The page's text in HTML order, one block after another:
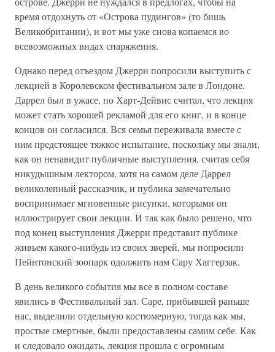
время отдохнуть от «Острова пудингов» (то бишь
Великобритании), и вот мы уже снова копаемся во
всевозможных видах снаряжения.
Однако перед отъездом Джерри попросили выступить с
лекцией в Королевском фестивальном зале в Лондоне.
Даррел был в ужасе, но Харт-Дейвис считал, что лекция
может стать хорошей рекламой для его книг, и в конце
концов он согласился. Вся семья переживала вместе с
ним предстоящее тяжкое испытание, поскольку мы знали,
как он ненавидит публичные выступления, считая себя
никудышным лектором, хотя на самом деле Даррел
великолепный рассказчик, и публика замечательно
воспринимает мгновенные рисунки, которыми он
иллюстрирует свои лекции. И так как было решено, что
под конец выступления Джерри представит публике
живьем какого-нибудь из своих зверей, мы попросили
Пейнтонский зоопарк одолжить нам Сару Хаггерзак.
В день великого события мы все в полном составе
явились в Фестивальный зал. Саре, прибывшей раньше
нас, выделили отдельную костюмерную, тогда как мы,
простые смертные, были предоставлены самим себе. Как
и следовало ожидать, лекция прошла с огромным